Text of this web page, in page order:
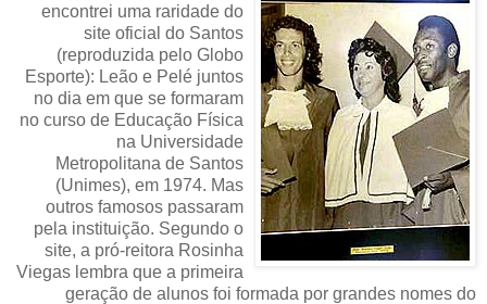
encontrei uma raridade do
site oficial do Santos
(reproduzida pelo Globo
Esporte): Leão e Pelé juntos
no dia em que se formaram
no curso de Educação Física
na Universidade
Metropolitana de Santos
(Unimes), em 1974. Mas
outros famosos passaram
pela instituição. Segundo o
site, a pró-reitora Rosinha
Viegas lembra que a primeira
geração de alunos foi formada por grandes nomes do